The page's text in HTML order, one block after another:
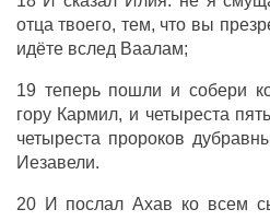
отца твоего, тем, что вы
идёте вслед Ваалам;
19 теперь пошли и собери
гору Кармил, и четыреста
четыреста пророков
Иезавели.
20 И послал Ахав ко всем